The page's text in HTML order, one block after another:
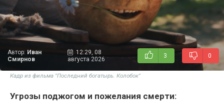
Автор: Иван
Смирнов
12:29, 08
августа 2026
3 0
Кадр из фильма "Последний богатырь. Колобок"
Угрозы поджогом и пожелания смерти: